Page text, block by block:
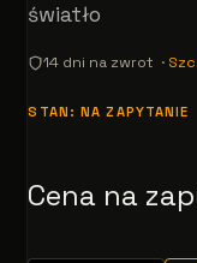
światło
14 dni na zwrot ·
STAN: NA ZAPYTANIE
Cena na